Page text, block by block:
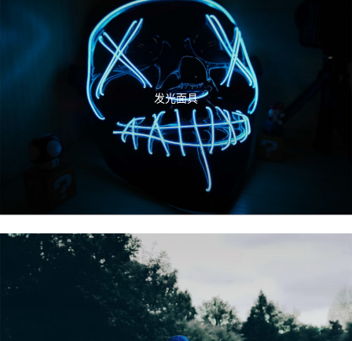
发光面具